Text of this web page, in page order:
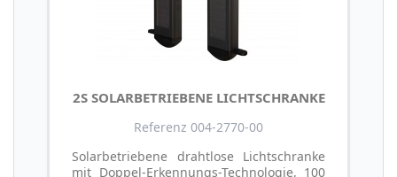
2S SOLARBETRIEBENE LICHTSCHRANKE
Referenz 004-2770-00
Solarbetriebene drahtlose Lichtschranke
mit Doppel-Erkennungs-Technologie, 100